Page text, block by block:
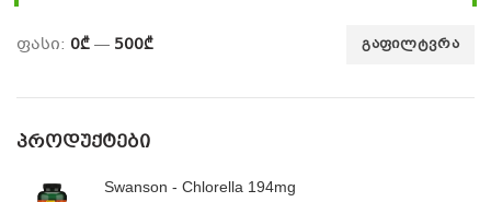
ᲒᲐᲤᲘᲚᲢᲕᲠᲐ
ფასი: 0₾— 500₾
ᲞᲠᲝᲓᲣᲥᲢᲔᲑᲘ
Swanson - Chlorella 194mg